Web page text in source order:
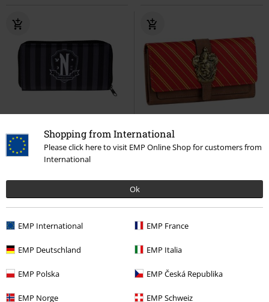
Shopping from International
Please click here to visit EMP Online Shop for customers from
International
Ok
EMP International EMP France
EMP Deutschland EMP Italia
EMP Polska EMP Česká Republika
EMP Norge EMP Schweiz
Kč 359,00
Wednesday
Peněženka
Peněženka